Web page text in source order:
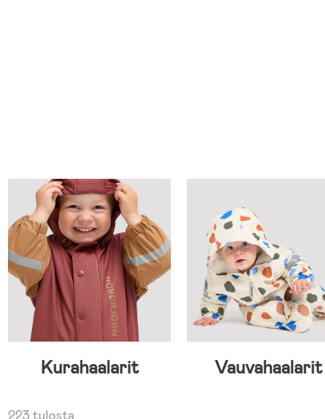
Kurahaalarit Vauvahaalarit
223 tulosta.